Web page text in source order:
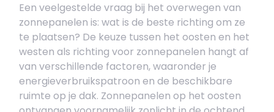
Een veelgestelde vraag bij het overwegen van
zonnepanelen is: wat is de beste richting om ze
te plaatsen? De keuze tussen het oosten en het
westen als richting voor zonnepanelen hangt af
van verschillende factoren, waaronder je
energieverbruikspatroon en de beschikbare
ruimte op je dak. Zonnepanelen op het oosten